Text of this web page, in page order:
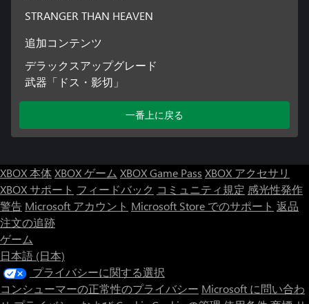
誰もが生きることに必死だった時代。
ステムとして表現。
自分が大東となったかのように、左半身、右半身それぞれを意
ジャブからの強烈な一撃や力を溜めた攻撃で敵を吹っ飛ばし、
ふらついている間にタックルで押し倒してマウントをとり、そ
の勢いがままに激しく殴りつけるなど、荒々しく暴力的なまで
また、敵の攻撃を片手で防ぎ、即座に反撃を食らわせるなど、
敵のアクションを見極めて決定的な攻撃の瞬間を自在に作り出
すことが出来る。
さらに、包丁やハンマー、刀などをはじめとする多彩な武器を
強化させながら使いこなし、この時代の荒くれものたちとのし
のぎを削っていく。
■大東真、もう一つの興行師物語
日本で生きていくためのイロハを教えてくれた師から大東は音
STRANGER THAN HEAVEN
追加コンテンツ
デラックスアップグレード
武器「ドス・影切」
一番上に戻る
XBOX 本体XBOX ゲーム XBOX Game Pass XBOX アクセサリ
XBOX サポート フィードバック コミュニティ規定 感光性発作
警告 Microsoft アカウント Microsoft Store でのサポート 返品
注文の追跡
ゲーム
日本語 (日本)
プライバシーに関する選択
コンシューマーの正常性のプライバシー Microsoft に問い合わ